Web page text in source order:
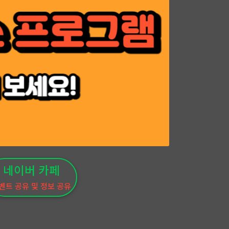
네이버 카페
트 공유 및 정보 공유